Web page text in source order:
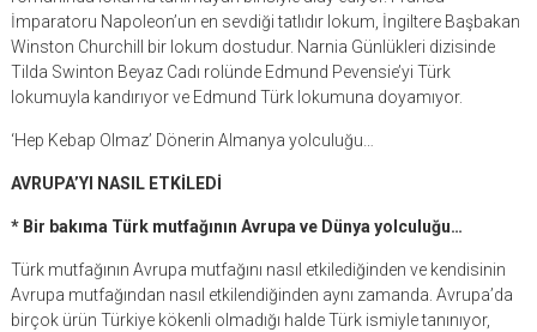
İmparatoru Napoleon’un en sevdiği tatlıdır lokum, İngiltere Başbakan
Winston Churchill bir lokum dostudur. Narnia Günlükleri dizisinde
Tilda Swinton Beyaz Cadı rolünde Edmund Pevensie’yi Türk
lokumuyla kandırıyor ve Edmund Türk lokumuna doyamıyor.
‘Hep Kebap Olmaz’ Dönerin Almanya yolculuğu…
AVRUPA’YI NASIL ETKİLEDİ
* Bir bakıma Türk mutfağının Avrupa ve Dünya yolculuğu…
Türk mutfağının Avrupa mutfağını nasıl etkilediğinden ve kendisinin
Avrupa mutfağından nasıl etkilendiğinden aynı zamanda. Avrupa’da
birçok ürün Türkiye kökenli olmadığı halde Türk ismiyle tanınıyor,